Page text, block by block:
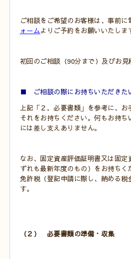
ご相談をご希望のお客様は、事前に
ォームよりご予約をお願いいたしま
初回のご相談（90分まで）及びお見
■ ご相談の際にお持ちいただきた
上記「２．必要書類」を参考に、
それをお持ちください。何もお持
には差し支えありません。
なお、 固定資産評価証明書又は固定
ずれも最新年度のもの）をお持ち
免許税（登記申請に際し、納める税
す。
（２） 必要書類の準備・収集